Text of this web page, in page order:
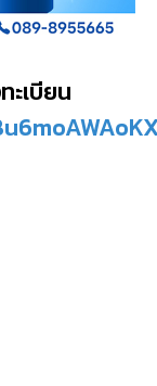
ะเบียน